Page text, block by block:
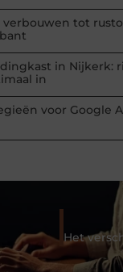
verbouwen tot
in Nijkerk:
in
voor Google